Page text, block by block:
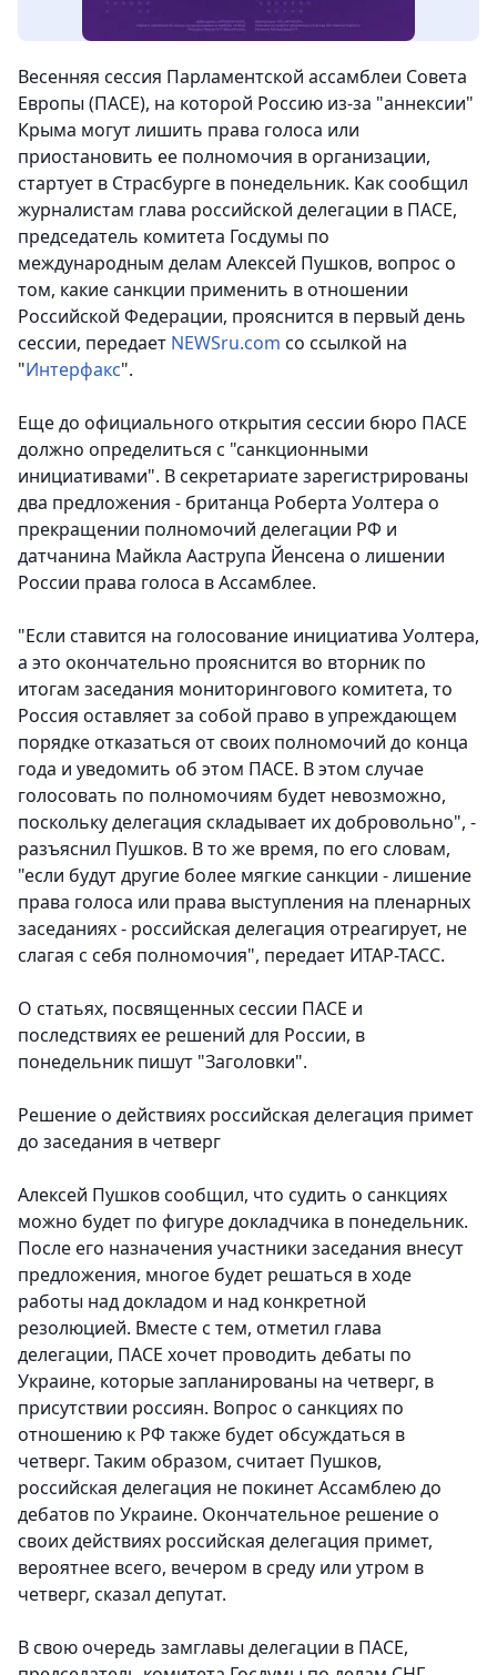
Весенняя сессия Парламентской ассамблеи Совета
Европы (ПАСЕ), на которой Россию из-за "аннексии"
Крыма могут лишить права голоса или
приостановить ее полномочия в организации,
стартует в Страсбурге в понедельник. Как сообщил
журналистам глава российской делегации в ПАСЕ,
председатель комитета Госдумы по
международным делам Алексей Пушков, вопрос о
том, какие санкции применить в отношении
Российской Федерации, прояснится в первый день
сессии, передает NEWSru.com со ссылкой на
"Интерфакс".
Еще до официального открытия сессии бюро ПАСЕ
должно определиться с "санкционными
инициативами". В секретариате зарегистрированы
два предложения - британца Роберта Уолтера о
прекращении полномочий делегации РФ и
датчанина Майкла Ааструпа Йенсена о лишении
России права голоса в Ассамблее.
"Если ставится на голосование инициатива Уолтера,
а это окончательно прояснится во вторник по
итогам заседания мониторингового комитета, то
Россия оставляет за собой право в упреждающем
порядке отказаться от своих полномочий до конца
года и уведомить об этом ПАСЕ. В этом случае
голосовать по полномочиям будет невозможно,
поскольку делегация складывает их добровольно", -
разъяснил Пушков. В то же время, по его словам,
"если будут другие более мягкие санкции - лишение
права голоса или права выступления на пленарных
заседаниях - российская делегация отреагирует, не
слагая с себя полномочия", передает ИТАР-ТАСС.
О статьях, посвященных сессии ПАСЕ и
последствиях ее решений для России, в
понедельник пишут "Заголовки".
Решение о действиях российская делегация примет
до заседания в четверг
Алексей Пушков сообщил, что судить о санкциях
можно будет по фигуре докладчика в понедельник.
После его назначения участники заседания внесут
предложения, многое будет решаться в ходе
работы над докладом и над конкретной
резолюцией. Вместе с тем, отметил глава
делегации, ПАСЕ хочет проводить дебаты по
Украине, которые запланированы на четверг, в
присутствии россиян. Вопрос о санкциях по
отношению к РФ также будет обсуждаться в
четверг. Таким образом, считает Пушков,
российская делегация не покинет Ассамблею до
дебатов по Украине. Окончательное решение о
своих действиях российская делегация примет,
вероятнее всего, вечером в среду или утром в
четверг, сказал депутат.
В свою очередь замглавы делегации в ПАСЕ,